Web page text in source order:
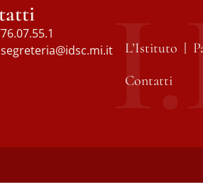
segreteria@idsc.mi.it L’Istituto
Contatti